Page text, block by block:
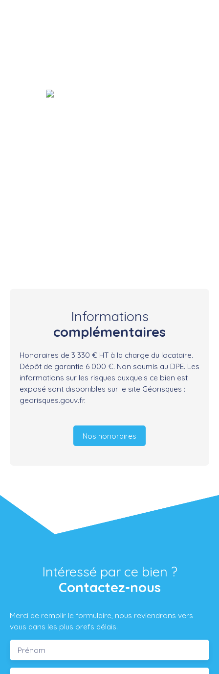
Informations
complémentaires
Honoraires de 3 330 € HT à la charge du locataire.
Dépôt de garantie 6 000 €. Non soumis au DPE. Les
informations sur les risques auxquels ce bien est
exposé sont disponibles sur le site Géorisques :
georisques.gouv.fr.
Nos honoraires
Intéressé par ce bien ?
Contactez-nous
Merci de remplir le formulaire, nous reviendrons vers
vous dans les plus brefs délais.
Prénom